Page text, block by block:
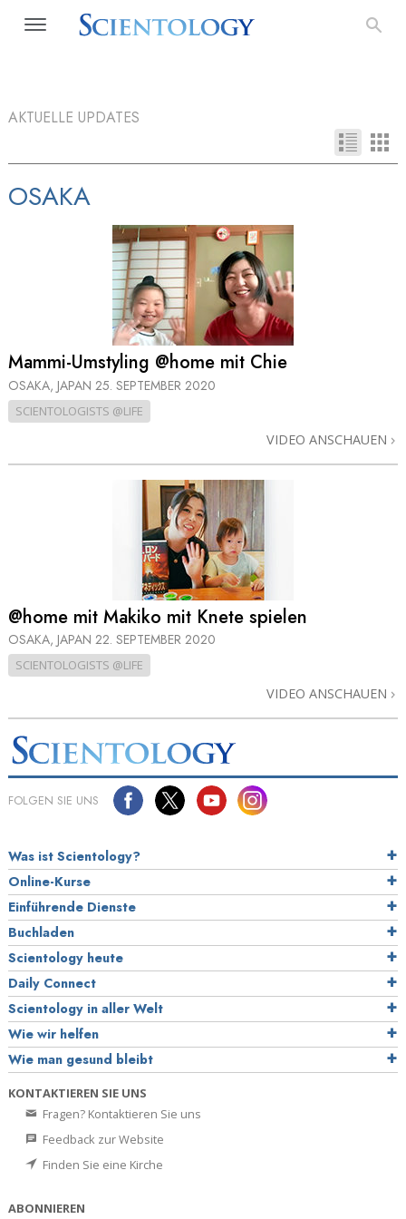
AKTUELLE UPDATES
OSAKA
Mammi-Umstyling @home mit Chie
OSAKA, JAPAN 25. SEPTEMBER 2020
SCIENTOLOGISTS @LIFE
VIDEO ANSCHAUEN
@home mit Makiko mit Knete spielen
OSAKA, JAPAN 22. SEPTEMBER 2020
SCIENTOLOGISTS @LIFE
VIDEO ANSCHAUEN
FOLGEN SIE UNS
Was ist Scientology?
Online-Kurse
Einführende Dienste
Buchladen
Scientology heute
Daily Connect
Scientology in aller Welt
Wie wir helfen
Wie man gesund bleibt
KONTAKTIEREN SIE UNS
Fragen? Kontaktieren Sie uns
Feedback zur Website
Finden Sie eine Kirche
ABONNIEREN